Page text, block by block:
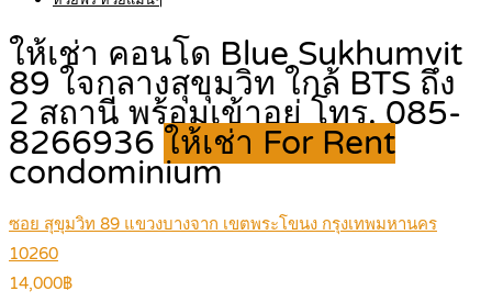
ให้เช่า คอนโด Blue Sukhumvit
89 ใจกลางสุขุมวิท ใกล้ BTS ถึง
2 สถานี พร้อมเข้าอยู่ โทร. 085-
8266936 ให้เช่า For Rent
condominium
ซอย สุขุมวิท 89 แขวงบางจาก เขตพระโขนง กรุงเทพมหานคร
10260
14,000฿